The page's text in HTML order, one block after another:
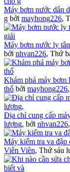
Máy bơm nước dân
g bởi mayhong226,
Máy bơm nước ly
bởi nhvan226, Thứ
Khám phá máy bơm
thố bởi mayhong226,
Địa chỉ cung cấp
lượng, bởi nhvan226,
Máy kiểm tra va đập
Viên Viên, Thứ sáu